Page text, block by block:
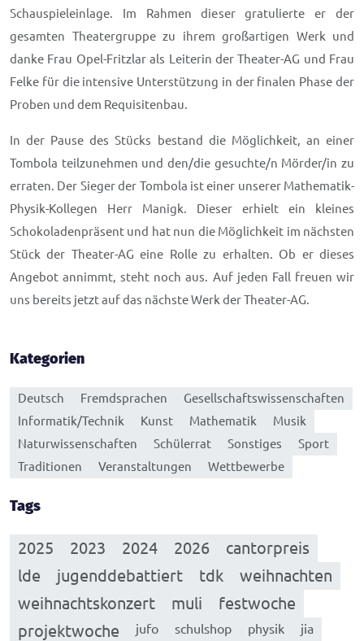
Schauspieleinlage. Im Rahmen dieser gratulierte er der
gesamten Theatergruppe zu ihrem großartigen Werk und
danke Frau Opel-Fritzlar als Leiterin der Theater-AG und Frau
Felke für die intensive Unterstützung in der finalen Phase der
Proben und dem Requisitenbau.
In der Pause des Stücks bestand die Möglichkeit, an einer
Tombola teilzunehmen und den/die gesuchte/n Mörder/in zu
erraten. Der Sieger der Tombola ist einer unserer Mathematik-
Physik-Kollegen Herr Manigk. Dieser erhielt ein kleines
Schokoladenpräsent und hat nun die Möglichkeit im nächsten
Stück der Theater-AG eine Rolle zu erhalten. Ob er dieses
Angebot annimmt, steht noch aus. Auf jeden Fall freuen wir
uns bereits jetzt auf das nächste Werk der Theater-AG.
Kategorien
Deutsch Fremdsprachen
Gesellschaftswissenschaften
Informatik/Technik
Kunst Mathematik
Musik
Naturwissenschaften
Schülerrat Sonstiges
Sport
Traditionen
Veranstaltungen Wettbewerbe
Tags
2025 2023 2024 2026
cantorpreis
lde
jugenddebattiert tdk
weihnachten
weihnachtskonzert
muli
festwoche
projektwoche
jufo schulshop physik
jia